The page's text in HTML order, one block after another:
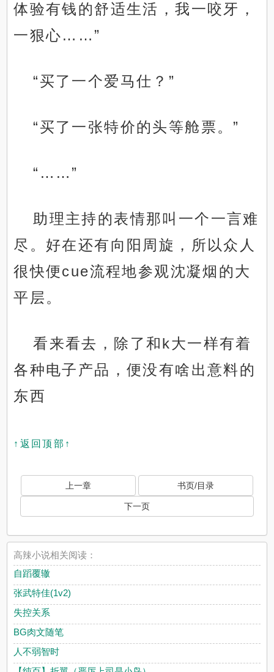
体验有钱的舒适生活，我一咬牙，
一狠心……”
“买了一个爱马仕？”
“买了一张特价的头等舱票。”
“……”
助理主持的表情那叫一个一言难
尽。好在还有向阳周旋，所以众人
很快便cue流程地参观沈凝烟的大
平层。
看来看去，除了和k大一样有着
各种电子产品，便没有啥出意料的
东西
↑返回顶部↑
上一章 书页/目录
下一页
高辣小说相关阅读：
自蹈覆辙
张武特佳(1v2)
失控关系
BG肉文随笔
人不弱智时